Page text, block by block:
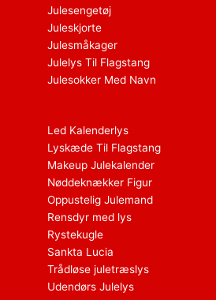
Julesengetøj
Juleskjorte
Julesmåkager
Julelys Til Flagstang
Julesokker Med Navn
Led Kalenderlys
Lyskæde Til Flagstang
Makeup Julekalender
Nøddeknækker Figur
Oppustelig Julemand
Rensdyr med lys
Rystekugle
Sankta Lucia
Trådløse juletræslys
Udendørs Julelys